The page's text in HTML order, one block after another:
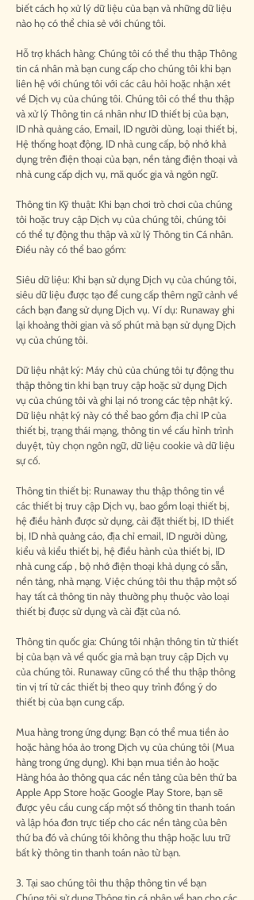
biết cách họ xử lý dữ liệu của bạn và những dữ liệu
nào họ có thể chia sẻ với chúng tôi.
Hỗ trợ khách hàng: Chúng tôi có thể thu thập Thông
tin cá nhân mà bạn cung cấp cho chúng tôi khi bạn
liên hệ với chúng tôi với các câu hỏi hoặc nhận xét
về Dịch vụ của chúng tôi. Chúng tôi có thể thu thập
và xử lý Thông tin cá nhân như ID thiết bị của bạn,
ID nhà quảng cáo, Email, ID người dùng, loại thiết bị,
Hệ thống hoạt động, ID nhà cung cấp, bộ nhớ khả
dụng trên điện thoại của bạn, nền tảng điện thoại và
nhà cung cấp dịch vụ, mã quốc gia và ngôn ngữ.
Thông tin Kỹ thuật: Khi bạn chơi trò chơi của chúng
tôi hoặc truy cập Dịch vụ của chúng tôi, chúng tôi
có thể tự động thu thập và xử lý Thông tin Cá nhân.
Điều này có thể bao gồm:
Siêu dữ liệu: Khi bạn sử dụng Dịch vụ của chúng tôi,
siêu dữ liệu được tạo để cung cấp thêm ngữ cảnh về
cách bạn đang sử dụng Dịch vụ. Ví dụ: Runaway ghi
lại khoảng thời gian và số phút mà bạn sử dụng Dịch
vụ của chúng tôi.
Dữ liệu nhật ký: Máy chủ của chúng tôi tự động thu
thập thông tin khi bạn truy cập hoặc sử dụng Dịch
vụ của chúng tôi và ghi lại nó trong các tệp nhật ký.
Dữ liệu nhật ký này có thể bao gồm địa chỉ IP của
thiết bị, trạng thái mạng, thông tin về cấu hình trình
duyệt, tùy chọn ngôn ngữ, dữ liệu cookie và dữ liệu
sự cố.
Thông tin thiết bị: Runaway thu thập thông tin về
các thiết bị truy cập Dịch vụ, bao gồm loại thiết bị,
hệ điều hành được sử dụng, cài đặt thiết bị, ID thiết
bị, ID nhà quảng cáo, địa chỉ email, ID người dùng,
kiểu và kiểu thiết bị, hệ điều hành của thiết bị, ID
nhà cung cấp , bộ nhớ điện thoại khả dụng có sẵn,
nền tảng, nhà mạng. Việc chúng tôi thu thập một số
hay tất cả thông tin này thường phụ thuộc vào loại
thiết bị được sử dụng và cài đặt của nó.
Thông tin quốc gia: Chúng tôi nhận thông tin từ thiết
bị của bạn và về quốc gia mà bạn truy cập Dịch vụ
của chúng tôi. Runaway cũng có thể thu thập thông
tin vị trí từ các thiết bị theo quy trình đồng ý do
thiết bị của bạn cung cấp.
Mua hàng trong ứng dụng: Bạn có thể mua tiền ảo
hoặc hàng hóa ảo trong Dịch vụ của chúng tôi (Mua
hàng trong ứng dụng). Khi bạn mua tiền ảo hoặc
Hàng hóa ảo thông qua các nền tảng của bên thứ ba
Apple App Store hoặc Google Play Store, bạn sẽ
được yêu cầu cung cấp một số thông tin thanh toán
và lập hóa đơn trực tiếp cho các nền tảng của bên
thứ ba đó và chúng tôi không thu thập hoặc lưu trữ
bất kỳ thông tin thanh toán nào từ bạn.
3. Tại sao chúng tôi thu thập thông tin về bạn